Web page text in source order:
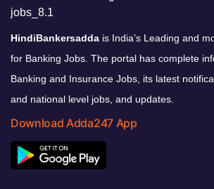
HindiBankersadda is India’s Leading and
for Banking Jobs. The portal has complete
Banking and Insurance Jobs, its latest
and national level jobs, and updates.
Download Adda247 App